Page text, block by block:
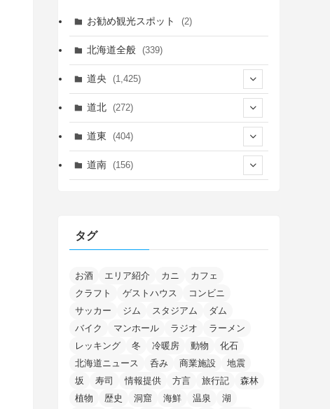
お勧め観光スポット (2)
北海道全般 (339)
道央 (1,425)
(339)
(14)
(11)
(27)
(7)
(21)
(4)
(7)
(2)
(5)
(2)
(72)
(4)
(4)
道北 (272)
(27)
(6)
(5)
(5)
(35)
(11)
(2)
(43)
(8)
(1)
(3)
道東 (404)
(9)
(15)
(2)
(1)
(11)
(12)
(7)
(5)
(5)
(24)
(3)
(1)
(31)
(7)
(12)
(4)
(27)
(9)
(5)
(8)
(5)
(10)
道南 (156)
(2)
(1)
(96)
(6)
(4)
(1)
タグ
お酒 エリア紹介 カニ
カフェ
クラフト
ゲストハウス
コンビニ
サッカー
ジム スタジアム
ダム
バイク
マンホール ラジオ
ラーメン
レッキング
冬 冷暖房 動物
化石
北海道ニュース
呑み 商業施設
地震
坂
寿司 情報提供 方言 旅行記
森林
植物
歴史 洞窟 海鮮 温泉
湖